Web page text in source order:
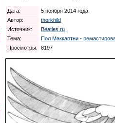
Дата:
5 ноября 2014 года
Автор:
thorkhild
Источник:
Beatles.ru
Тема:
Пол Маккартни -
Просмотры:
8197